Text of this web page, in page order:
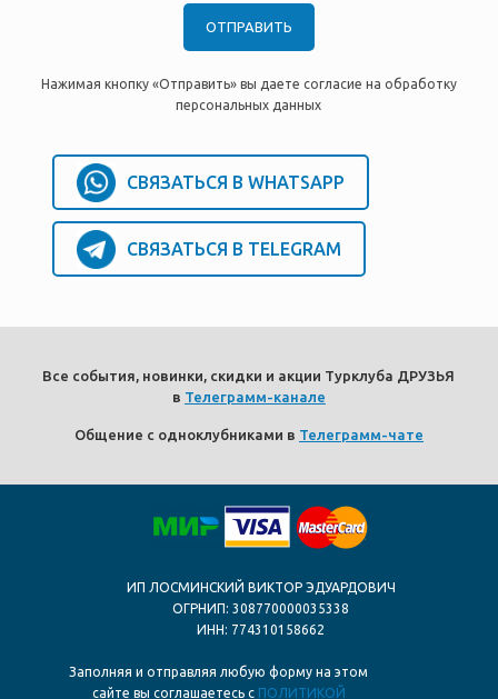
Нажимая кнопку «Отправить» вы даете согласие на обработку
персональных данных
СВЯЗАТЬСЯ В WHATSAPP
СВЯЗАТЬСЯ В TELEGRAM
Все события, новинки, скидки и акции Турклуба ДРУЗЬЯ
в Телеграмм-канале
Общение с одноклубниками в Телеграмм-чате
ИП ЛОСМИНСКИЙ ВИКТОР ЭДУАРДОВИЧ
ОГРНИП: 308770000035338
ИНН: 774310158662
Заполняя и отправляя любую форму на этом
сайте вы соглашаетесь с ПОЛИТИКОЙ